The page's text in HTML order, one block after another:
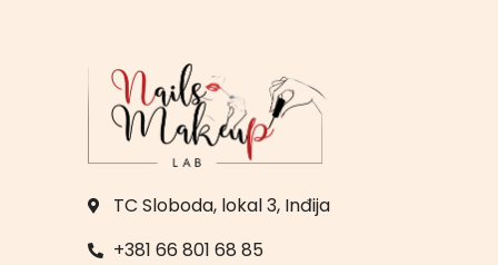
TC Sloboda, lokal 3, Inđija
+381 66 801 68 85